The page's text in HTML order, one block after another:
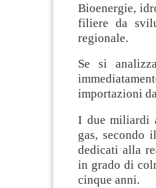
Bioenergie,
filiere da
regionale.
Se si
importazioni
I due miliardi
gas, secondo
dedicati alla
in grado di
cinque anni.